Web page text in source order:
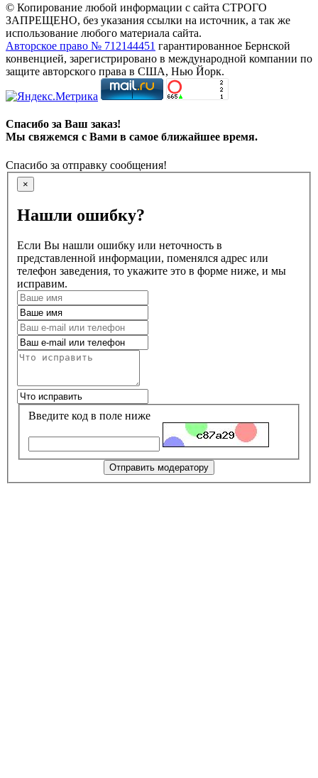
© Копирование любой информации с сайта СТРОГО
ЗАПРЕЩЕНО, без указания ссылки на источник, а так же
использование любого материала сайта.
Авторское право № 712144451 гарантированное Бернской
конвенцией, зарегистрировано в международной компании по
защите авторского права в США, Нью Йорк.
Спасибо за Ваш заказ!
Мы свяжемся с Вами в самое ближайшее время.
Спасибо за отправку сообщения!
×
Нашли ошибку?
Если Вы нашли ошибку или неточность в
представленной информации, поменялся адрес или
телефон заведения, то укажите это в форме ниже, и мы
исправим.
Введите код в поле ниже
Отправить модератору